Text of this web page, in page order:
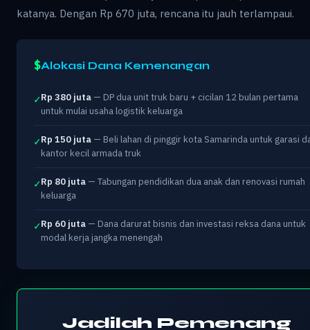
katanya. Dengan Rp 670 juta, rencana itu jauh terlampaui.
Alokasi Dana Kemenangan
✓Rp 380 juta — DP dua unit truk baru + cicilan 12 bulan pertama
untuk mulai usaha logistik keluarga
✓Rp 150 juta — Beli lahan di pinggir kota Samarinda untuk garasi
kantor kecil armada truk
✓Rp 80 juta — Tabungan pendidikan dua anak dan renovasi rumah
keluarga
✓Rp 60 juta — Dana darurat bisnis dan investasi reksa dana untuk
modal kerja jangka menengah
Jadilah Pemenang